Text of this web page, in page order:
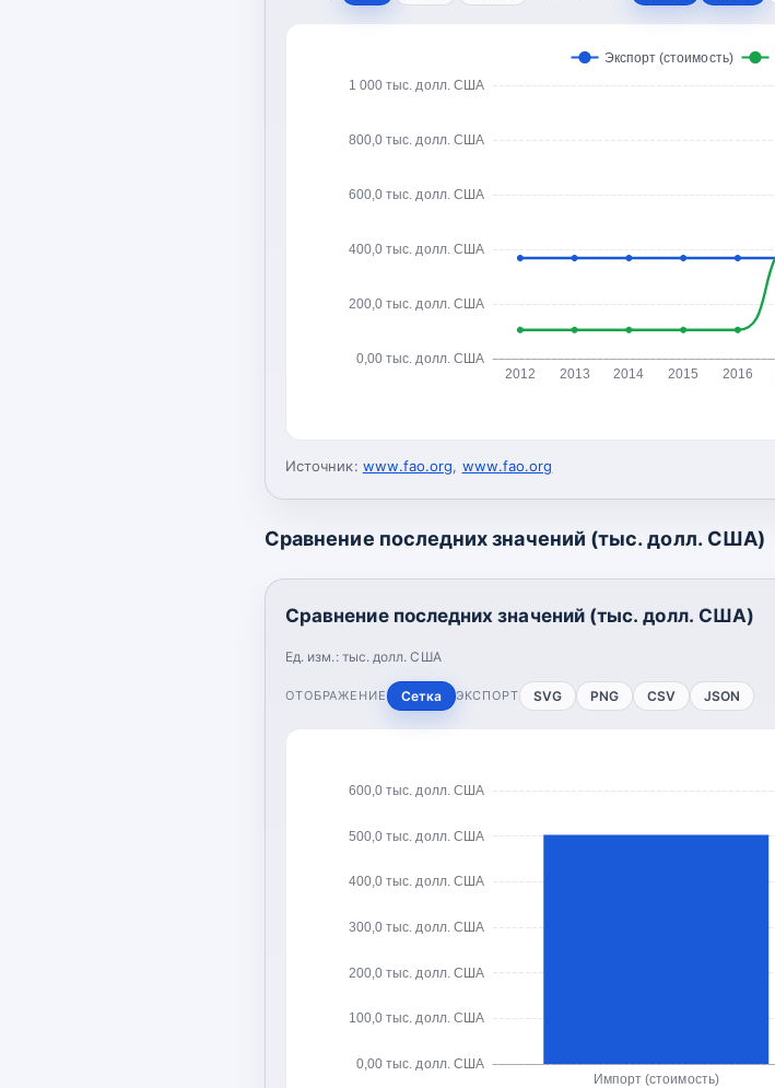
0,00 тыс. долл. США
200,0 тыс. долл. США
400,0 тыс. долл. США
600,0 тыс. долл. США
800,0 тыс. долл. США
1 000 тыс. долл. США
2012 2013 2014 2015 2016
Экспорт (стоимость)
Источник: www.fao.org, www.fao.org
Сравнение последних значений (тыс. долл. США)
Сравнение последних значений (тыс. долл. США)
Ед. изм.: тыс. долл. США
ОТОБРАЖЕНИЕ Сетка ЭКСПОРТ SVG PNG CSV JSON
0,00 тыс. долл. США
100,0 тыс. долл. США
200,0 тыс. долл. США
300,0 тыс. долл. США
400,0 тыс. долл. США
500,0 тыс. долл. США
600,0 тыс. долл. США
Импорт (стоимость)